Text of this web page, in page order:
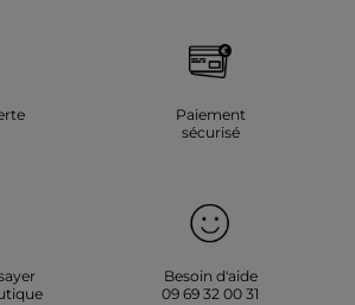
Paiement
sécurisé
Besoin d'aide
09 69 32 00 31